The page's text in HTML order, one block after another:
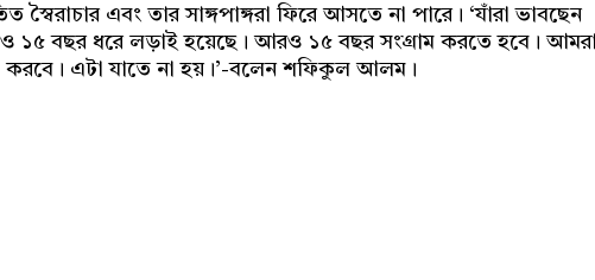
এবং তার সাঙ্গপাঙ্গরা ফিরে আসতে না পারে। ‘যাঁরা ভাবছেন
১৫ বছর ধরে লড়াই হয়েছে। আরও ১৫ বছর সংগ্রাম করতে হবে। আমরা
করবে। এটা যাতে না হয়।’-বলেন শফিকুল আলম।